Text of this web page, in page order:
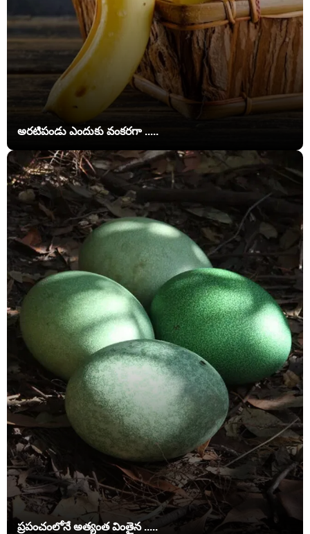
అరటిపండు ఎందుకు వంకరగా .....
ప్రపంచంలోనే అత్యంత వింతైన .....